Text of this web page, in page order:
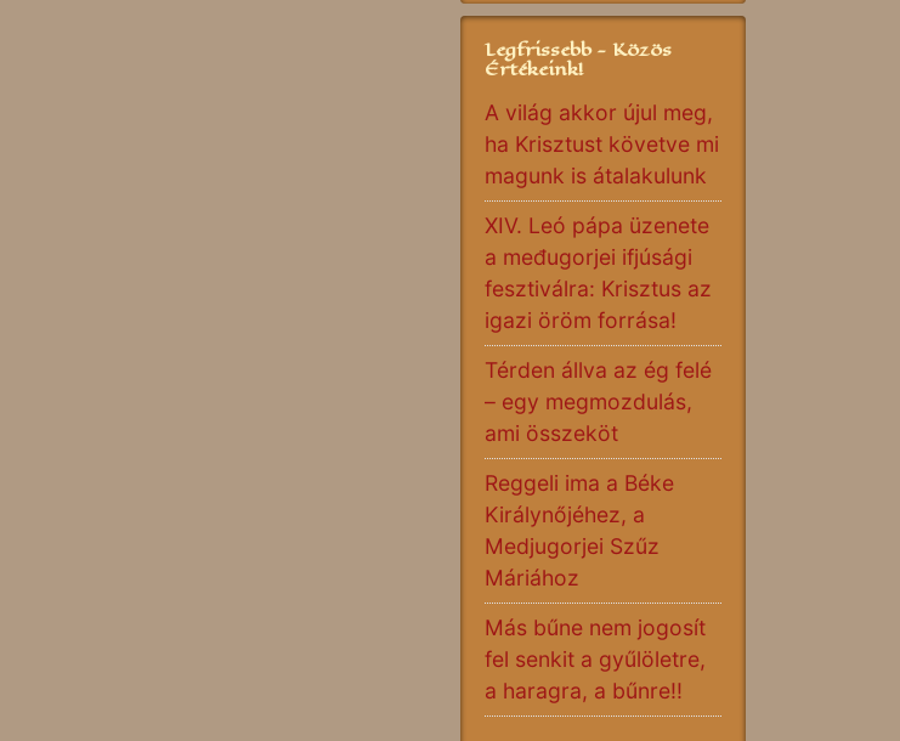
Legfrissebb - Közös
Értékeink!
A világ akkor újul meg,
ha Krisztust követve mi
magunk is átalakulunk
XIV. Leó pápa üzenete
a međugorjei ifjúsági
fesztiválra: Krisztus az
igazi öröm forrása!
Térden állva az ég felé
– egy megmozdulás,
ami összeköt
Reggeli ima a Béke
Királynőjéhez, a
Medjugorjei Szűz
Máriához
Más bűne nem jogosít
fel senkit a gyűlöletre,
a haragra, a bűnre!!